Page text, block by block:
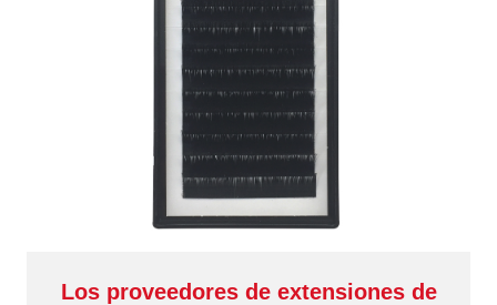
Los proveedores de extensiones de